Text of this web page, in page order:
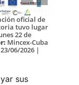
Ver Más
oficial de
tuvo lugar
22 de
Mincex-Cuba
23/06/2026 |
sus